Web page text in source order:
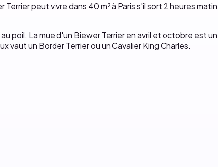
Terrier peut vivre dans 40 m² à Paris s'il sort 2 heures matin
poil. La mue d'un Biewer Terrier en avril et octobre est un
vaut un Border Terrier ou un Cavalier King Charles.